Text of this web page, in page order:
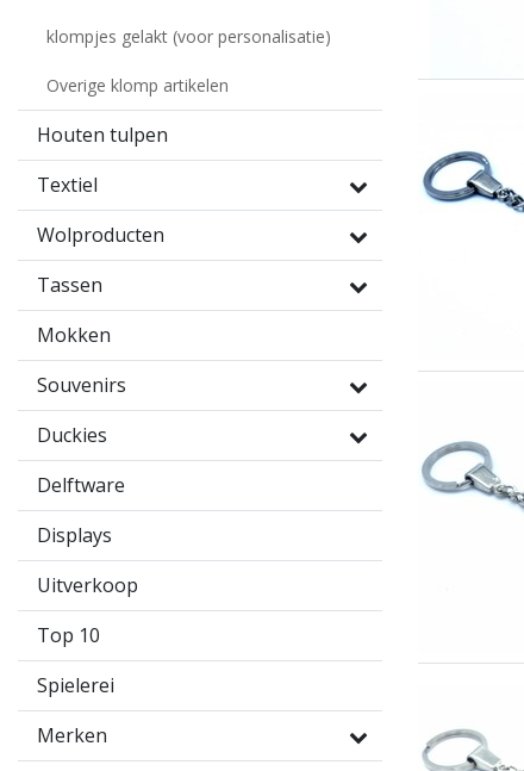
klompjes gelakt (voor personalisatie)
Overige klomp artikelen
Houten tulpen
Textiel
Wolproducten
Tassen
Mokken
Souvenirs
Duckies
Delftware
Displays
Uitverkoop
Top 10
Spielerei
Merken